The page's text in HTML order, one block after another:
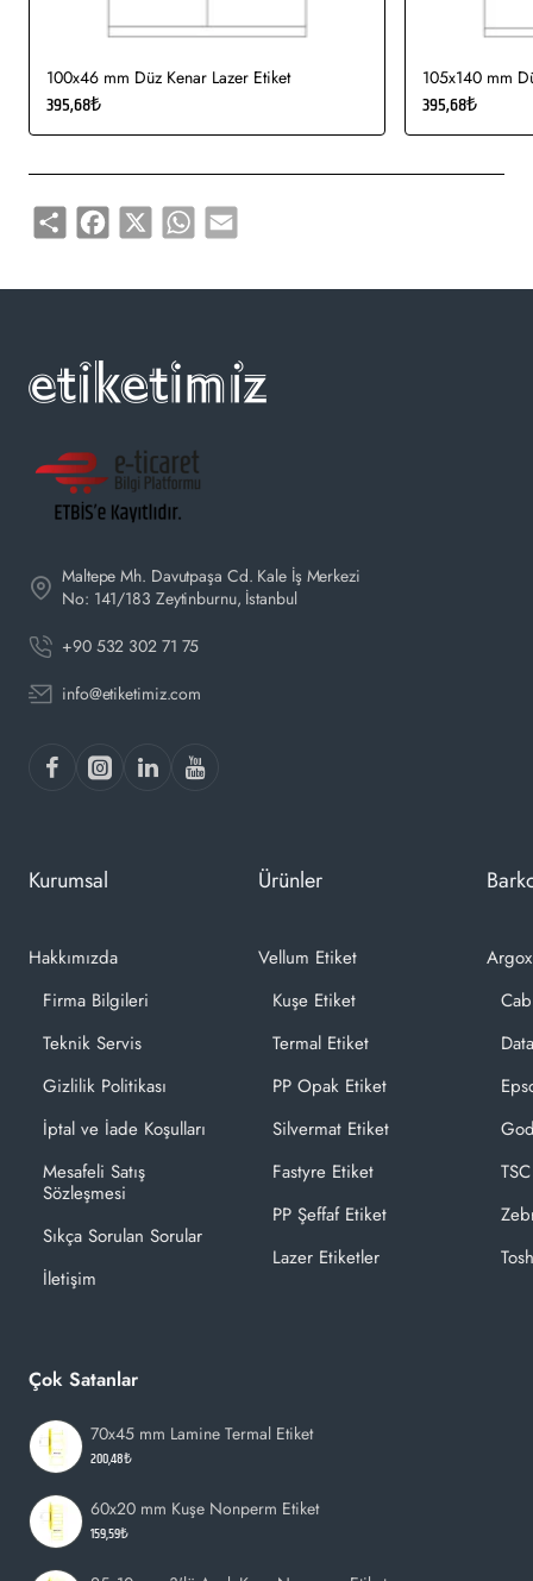
100x46 mm Düz Kenar Lazer Etiket
395,68₺
105x140 mm
395,68₺
Share Facebook
X WhatsApp
Email
Maltepe Mh. Davutpaşa Cd. Kale İş Merkezi
No: 141/183 Zeytinburnu, İstanbul
+90 532 302 71 75
info@etiketimiz.com
Kurumsal
Hakkımızda
Firma Bilgileri
Teknik Servis
Gizlilik Politikası
İptal ve İade Koşulları
Mesafeli Satış
Sözleşmesi
Sıkça Sorulan Sorular
İletişim
Ürünler
Vellum Etiket
Kuşe Etiket
Termal Etiket
PP Opak Etiket
Silvermat Etiket
Fastyre Etiket
PP Şeffaf Etiket
Lazer Etiketler
Çok Satanlar
70x45 mm Lamine Termal Etiket
200,48₺
60x20 mm Kuşe Nonperm Etiket
159,59₺